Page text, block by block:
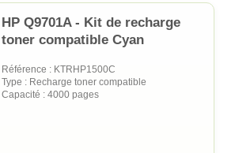
HP Q9701A - Kit de recharge
toner compatible Cyan
Référence : KTRHP1500C
Type : Recharge toner compatible
Capacité : 4000 pages